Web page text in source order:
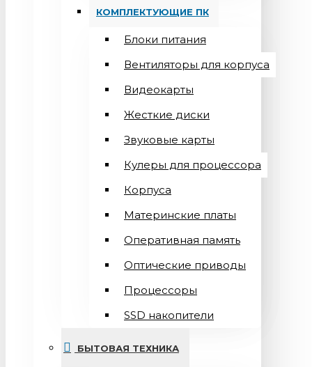
КОМПЛЕКТУЮЩИЕ ПК
Блоки питания
Вентиляторы для корпуса
Видеокарты
Жесткие диски
Звуковые карты
Кулеры для процессора
Корпуса
Материнские платы
Оперативная память
Оптические приводы
Процессоры
SSD накопители
БЫТОВАЯ ТЕХНИКА